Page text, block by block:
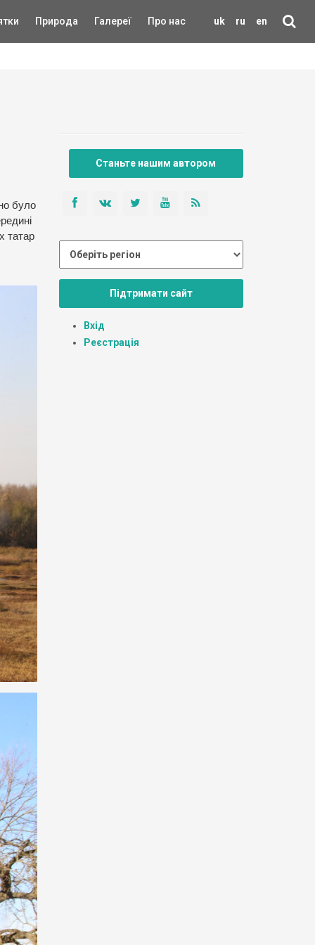
uk ru en
Природа Галереї Про нас
було
татар
Станьте нашим автором
Підтримати сайт
Вхід
Реєстрація